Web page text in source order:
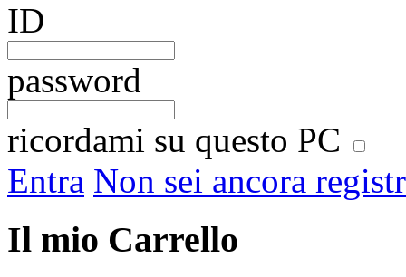
ID
password
ricordami su questo PC
Entra Non sei ancora
Il mio Carrello